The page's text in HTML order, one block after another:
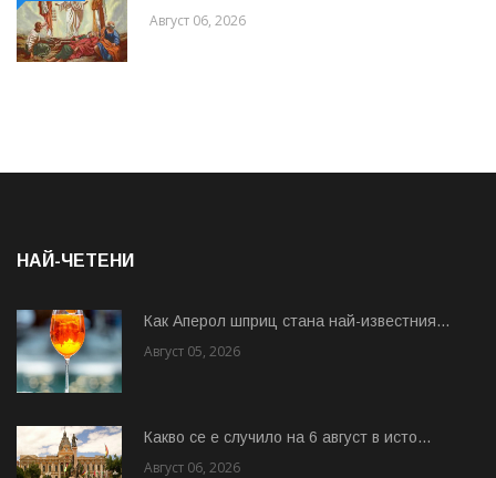
Август 06, 2026
НАЙ-ЧЕТЕНИ
Как Аперол шприц стана най-известния...
Август 05, 2026
Какво се е случило на 6 август в исто...
Август 06, 2026